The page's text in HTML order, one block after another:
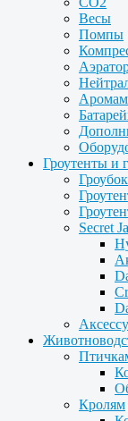
Весы
Помпы
Гроутенты и
Secret
Кролям